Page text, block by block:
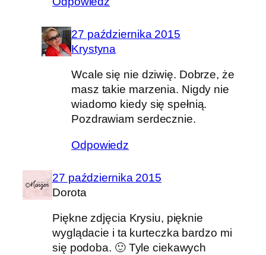
27 października 2015
Krystyna
Wcale się nie dziwię. Dobrze, że
masz takie marzenia. Nigdy nie
wiadomo kiedy się spełnią.
Pozdrawiam serdecznie.
Odpowiedz
27 października 2015
Dorota
Piękne zdjęcia Krysiu, pięknie
wyglądacie i ta kurteczka bardzo mi
się podoba. 🙂 Tyle ciekawych